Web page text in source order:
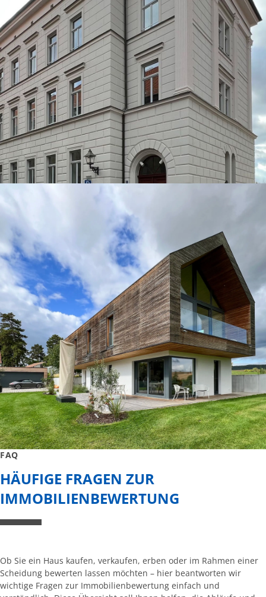
FAQ
HÄUFIGE FRAGEN ZUR
IMMOBILIENBEWERTUNG
Ob Sie ein Haus kaufen, verkaufen, erben oder im Rahmen einer
Scheidung bewerten lassen möchten – hier beantworten wir
wichtige Fragen zur Immobilienbewertung einfach und